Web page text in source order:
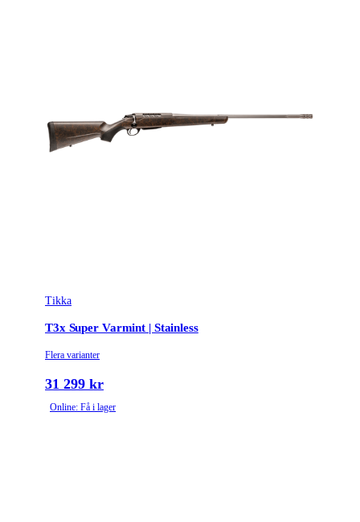
Tikka
T3x Super Varmint | Stainless
Flera varianter
31 299 kr
Online: Få i lager